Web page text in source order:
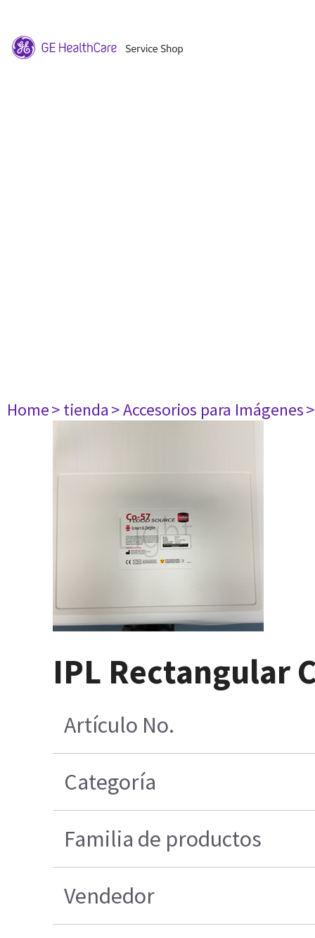
Home> tienda> Accesorios para Imágenes
IPL Rectangular
Artículo No.
Categoría
Familia de productos
Vendedor